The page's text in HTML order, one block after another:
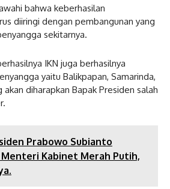
bahwa keberhasilan
diiringi dengan pembangunan yang
sekitarnya.
IKN juga berhasilnya
yaitu Balikpapan, Samarinda,
diharapkan Bapak Presiden salah
Prabowo Subianto
Menteri Kabinet Merah Putih,